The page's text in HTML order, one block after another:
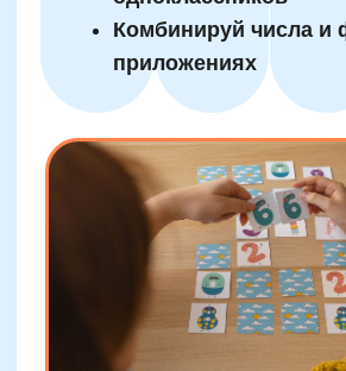
наклейками или стикерами за
Чередуйте тип задачек: счет,
сравнение, поиск закономерности
часы для коротких челленджей
Включайте родителя как «соперника»
или «напарника» в игре
Оформите отдельное место дома для
занятий: удобно, без раздражителей
В конце недели обсуждайте успехи и
давайте ребенку выбирать задания
Регулярно обновляйте материал —
не более 5 повторений одного
набора